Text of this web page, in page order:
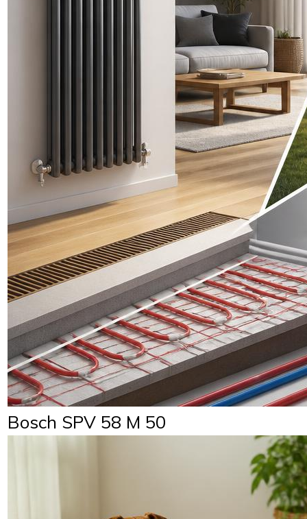
Bosch SPV 58 M 50